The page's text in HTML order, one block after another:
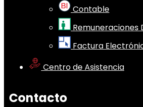
Contable
Remuneraciones
Factura
Centro de Asistencia
Contacto